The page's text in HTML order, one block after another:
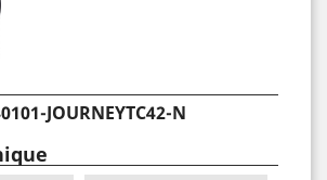
JOURNEYTC42-N